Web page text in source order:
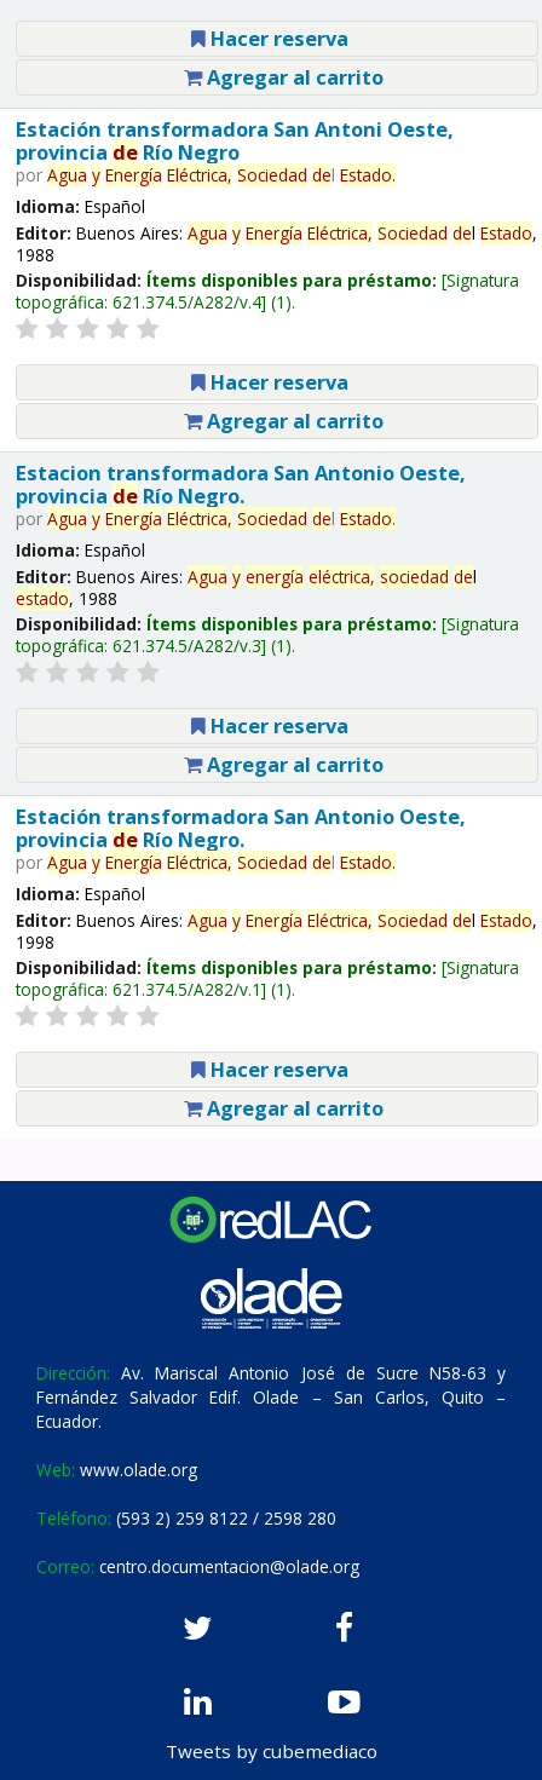
Hacer reserva
Agregar al carrito
Estación transformadora San Antoni Oeste,
provincia deRío Negro
por Agua y Energía Eléctrica, Sociedad del Estado.
Idioma: Español
Editor: Buenos Aires: Agua y Energía Eléctrica, Sociedad del Estado,
1988
Disponibilidad: Ítems disponibles para préstamo: Signatura
topográfica: 621.374.5/A282/v.4 (1).
Hacer reserva
Agregar al carrito
Estacion transformadora San Antonio Oeste,
provincia deRío Negro.
por Agua y Energía Eléctrica, Sociedad del Estado.
Idioma: Español
Editor: Buenos Aires: Agua y energía eléctrica, sociedad del
estado, 1988
Disponibilidad: Ítems disponibles para préstamo: Signatura
topográfica: 621.374.5/A282/v.3 (1).
Hacer reserva
Agregar al carrito
Estación transformadora San Antonio Oeste,
provincia deRío Negro.
por Agua y Energía Eléctrica, Sociedad del Estado.
Idioma: Español
Editor: Buenos Aires: Agua y Energía Eléctrica, Sociedad del Estado,
1998
Disponibilidad: Ítems disponibles para préstamo: Signatura
topográfica: 621.374.5/A282/v.1 (1).
Hacer reserva
Agregar al carrito
Dirección: Av. Mariscal Antonio José de Sucre N58-63 y
Fernández Salvador Edif. Olade – San Carlos, Quito –
Ecuador.
Web: www.olade.org
Teléfono: (593 2) 259 8122 / 2598 280
Correo: centro.documentacion@olade.org
Tweets by cubemediaco